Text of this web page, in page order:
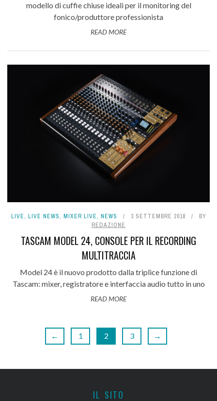
modello di cuffie chiuse ideali per il monitoring del
fonico/produttore professionista
READ MORE
LIVE, LIVE NEWS, MIXER LIVE, NEWS 3 SETTEMBRE 2018
BY
REDAZIONE
TASCAM MODEL 24, CONSOLE PER IL RECORDING
MULTITRACCIA
Model 24 è il nuovo prodotto dalla triplice funzione di
Tascam: mixer, registratore e interfaccia audio tutto in uno
READ MORE
← 1 2 3 →
IL SITO